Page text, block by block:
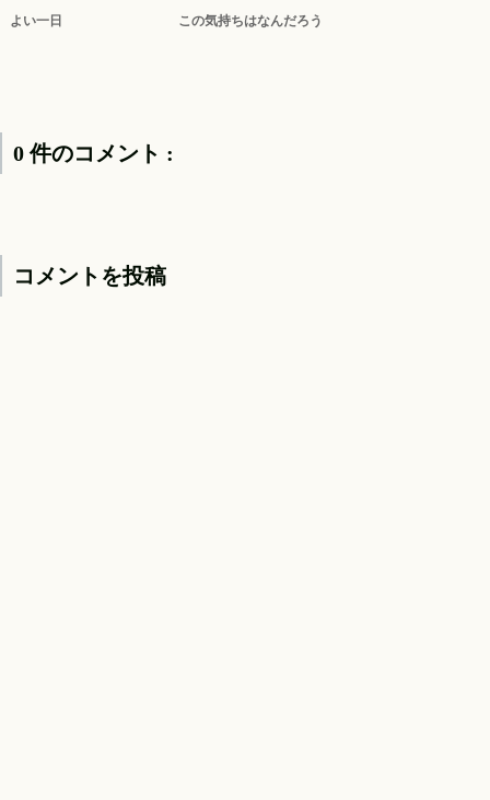
よい一日 この気持ちはなんだろう
0 件のコメント :
コメントを投稿